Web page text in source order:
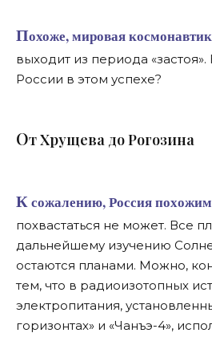
Похоже, мировая космонавтика наконец-то
выходит из периода
России в этом успехе?
От Хрущева до Рогозина
К сожалению, Россия похожими прорывами
похвастаться не может. Все
дальнейшему изучению
остаются планами. Можно,
тем, что в радиоизотопных
электропитания,
горизонтах» и «Чанъэ-4»,